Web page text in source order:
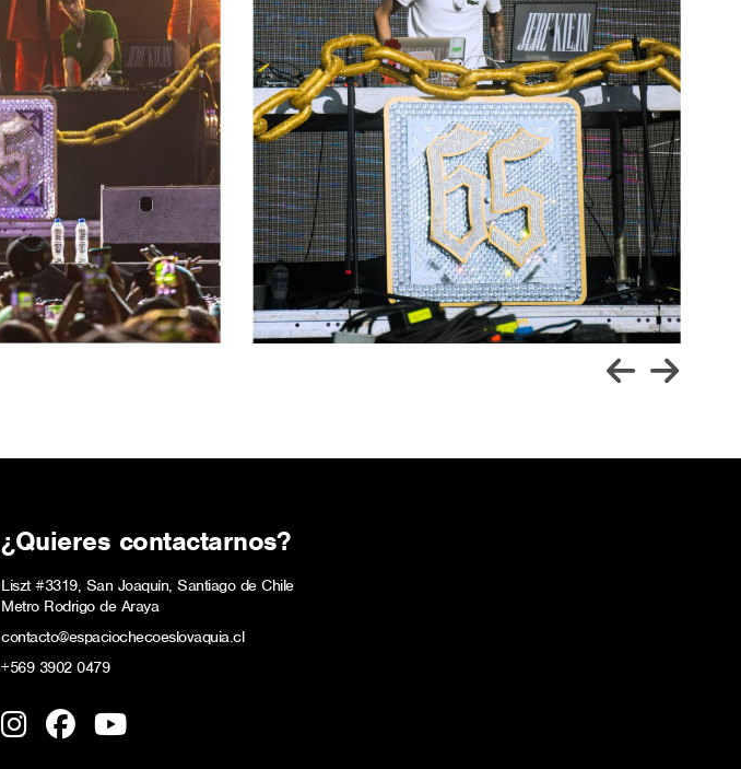
¿Quieres contactarnos?
Liszt #3319, San Joaquín, Santiago de Chile
Metro Rodrigo de Araya
contacto@espaciochecoeslovaquia.cl
+569 3902 0479